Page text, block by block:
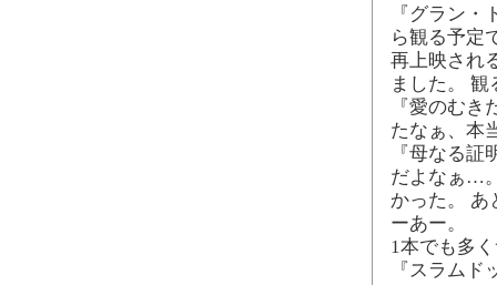
『グラン
ら観る予定
再上映され
ました。
『愛のむ
たなぁ、本
『母なる
だよなぁ…
かった。 あ
ーあー。
1本でも多
『スラム